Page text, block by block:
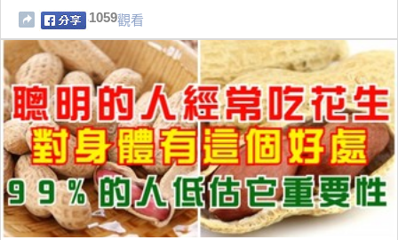
1059觀看